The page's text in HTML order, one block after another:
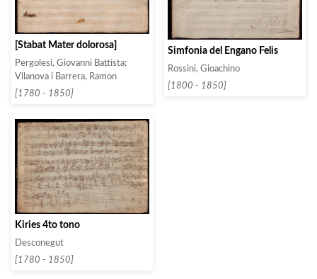
[Stabat Mater dolorosa]
Pergolesi, Giovanni Battista;
Vilanova i Barrera, Ramon
[1780 - 1850]
Simfonia del Engano Felis
Rossini, Gioachino
[1800 - 1850]
Kiries 4to tono
Desconegut
[1780 - 1850]